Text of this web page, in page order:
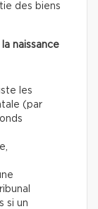
des biens
naissance
les
(par
si un